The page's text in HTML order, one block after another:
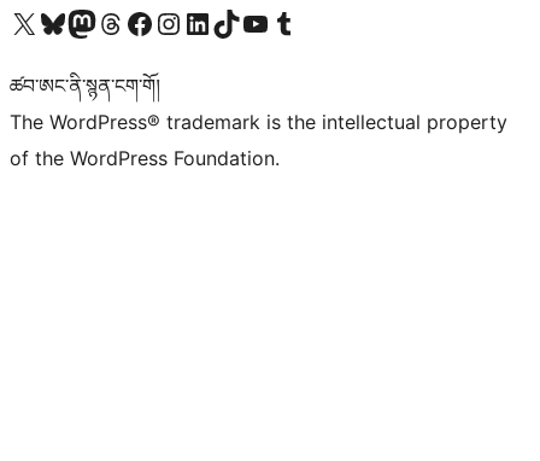
Visit our X (formerly Twitter) account
Visit our Bluesky account
Visit our Mastodon account
Visit our Threads account
Visit our Facebook page
Visit our Instagram account
Visit our LinkedIn account
Visit our TikTok account
Visit our YouTube channel
Visit our Tumblr account
ཚབ་ཨང་ནི་སྙན་ངག་གོ།
The WordPress® trademark is the intellectual property
of the WordPress Foundation.